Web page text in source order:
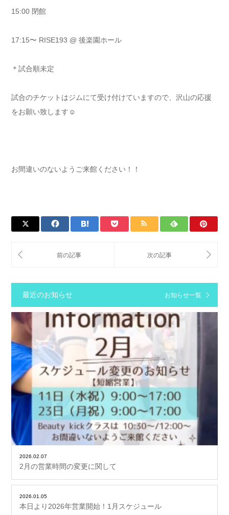
15:00 閉館
17:15〜 RISE193 @ 後楽園ホール
＊試合順未定
試合のチケットはジムにて受け付けていますので、沢山の応援
をお願い致します☺️
お間違いのないようご来館ください！！
最近のお知らせ お知らせ一覧
2026.02.07
2月の営業時間の変更に関して
2026.01.05
本日より2026年営業開始！1月スケジュール